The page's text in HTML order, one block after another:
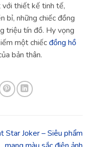
với thiết kế tinh tế,
bỉ, những chiếc đồng
triệu tín đồ. Hy vọng
một chiếcđồng hồ
bản thân.
Star Joker – Siêu phẩm